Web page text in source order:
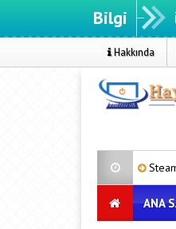
Bilgi
Hayatteknoloji.net -
Hakkında
Steam Oyuncuları 16 GB
ANA